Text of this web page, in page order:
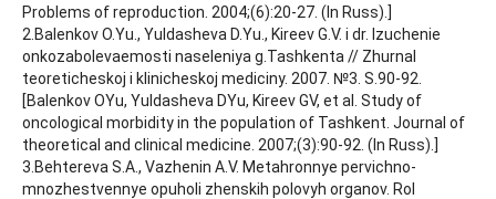
Problems of reproduction. 2004;(6):20-27. (In Russ).]
2.Balenkov O.Yu., Yuldasheva D.Yu., Kireev G.V. i dr. Izuchenie
onkozabolevaemosti naseleniya g.Tashkenta // Zhurnal
teoreticheskoj i klinicheskoj mediciny. 2007. №3. S.90-92.
[Balenkov OYu, Yuldasheva DYu, Kireev GV, et al. Study of
oncological morbidity in the population of Tashkent. Journal of
theoretical and clinical medicine. 2007;(3):90-92. (In Russ).]
3.Behtereva S.A., Vazhenin A.V. Metahronnye pervichno-
mnozhestvennye opuholi zhenskih polovyh organov. Rol